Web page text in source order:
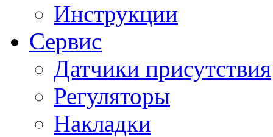
Инструкции
Сервис
Датчики присутствия
Регуляторы
Накладки